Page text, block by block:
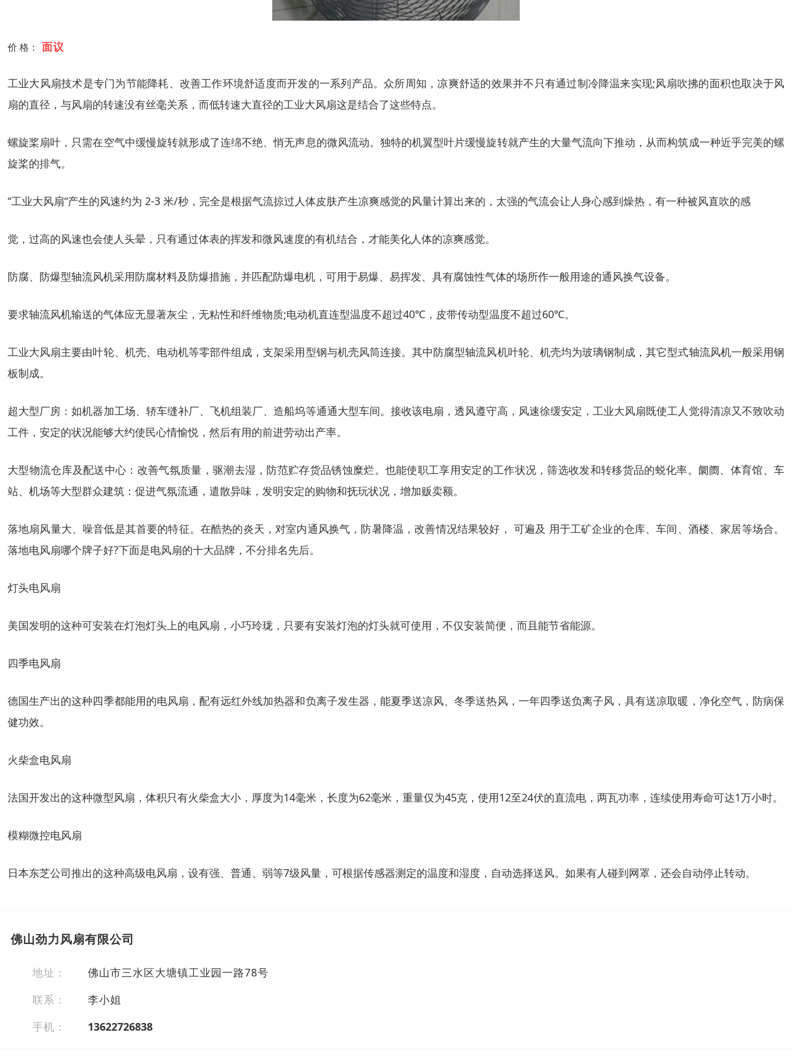
价 格： 面议
工业大风扇技术是专门为节能降耗、改善工作环境舒适度而开发的一系列产品。众所周知，凉爽舒适的效果并不只有通过制冷降温来实现;风扇吹拂的面积也取决于风
扇的直径，与风扇的转速没有丝毫关系，而低转速大直径的工业大风扇这是结合了这些特点。
螺旋桨扇叶，只需在空气中缓慢旋转就形成了连绵不绝、悄无声息的微风流动。独特的机翼型叶片缓慢旋转就产生的大量气流向下推动，从而构筑成一种近乎完美的螺
旋桨的排气。
“工业大风扇“产生的风速约为 2-3 米/秒，完全是根据气流掠过人体皮肤产生凉爽感觉的风量计算出来的，太强的气流会让人身心感到燥热，有一种被风直吹的感
觉，过高的风速也会使人头晕，只有通过体表的挥发和微风速度的有机结合，才能美化人体的凉爽感觉。
防腐、防爆型轴流风机采用防腐材料及防爆措施，并匹配防爆电机，可用于易爆、易挥发、具有腐蚀性气体的场所作一般用途的通风换气设备。
要求轴流风机输送的气体应无显著灰尘，无粘性和纤维物质;电动机直连型温度不超过40℃，皮带传动型温度不超过60℃。
工业大风扇主要由叶轮、机壳、电动机等零部件组成，支架采用型钢与机壳风筒连接。其中防腐型轴流风机叶轮、机壳均为玻璃钢制成，其它型式轴流风机一般采用钢
板制成。
超大型厂房：如机器加工场、轿车缝补厂、飞机组装厂、造船坞等通通大型车间。接收该电扇，透风遵守高，风速徐缓安定，工业大风扇既使工人觉得清凉又不致吹动
工件，安定的状况能够大约使民心情愉悦，然后有用的前进劳动出产率。
大型物流仓库及配送中心：改善气氛质量，驱潮去湿，防范贮存货品锈蚀糜烂。也能使职工享用安定的工作状况，筛选收发和转移货品的蜕化率。阛阓、体育馆、车
站、机场等大型群众建筑：促进气氛流通，遣散异味，发明安定的购物和抚玩状况，增加贩卖额。
落地扇风量大、噪音低是其首要的特征。在酷热的炎天，对室内通风换气，防暑降温，改善情况结果较好， 可遍及 用于工矿企业的仓库、车间、酒楼、家居等场合。
落地电风扇哪个牌子好?下面是电风扇的十大品牌，不分排名先后。
灯头电风扇
美国发明的这种可安装在灯泡灯头上的电风扇，小巧玲珑，只要有安装灯泡的灯头就可使用，不仅安装简便，而且能节省能源。
四季电风扇
德国生产出的这种四季都能用的电风扇，配有远红外线加热器和负离子发生器，能夏季送凉风、冬季送热风，一年四季送负离子风，具有送凉取暖，净化空气，防病保
健功效。
火柴盒电风扇
法国开发出的这种微型风扇，体积只有火柴盒大小，厚度为14毫米，长度为62毫米，重量仅为45克，使用12至24伏的直流电，两瓦功率，连续使用寿命可达1万小时。
模糊微控电风扇
日本东芝公司推出的这种高级电风扇，设有强、普通、弱等7级风量，可根据传感器测定的温度和湿度，自动选择送风。如果有人碰到网罩，还会自动停止转动。
佛山劲力风扇有限公司
地址：
佛山市三水区大塘镇工业园一路78号
联系：
李小姐
手机：
13622726838